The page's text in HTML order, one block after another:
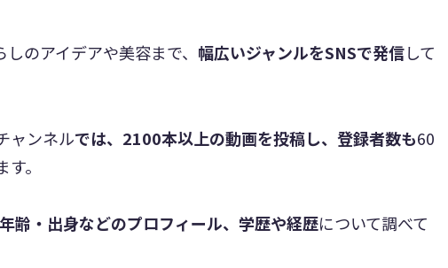
のアイデアや美容まで、 幅広いジャンルをSNSで発信して
ャンネルでは、2100本以上の動画を投稿し、登録者数も60
。
齢・出身などのプロフィール、学歴や経歴について調べて